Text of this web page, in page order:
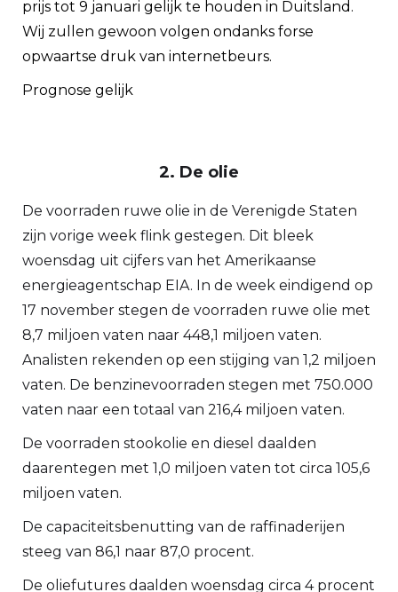
prijs tot 9 januari gelijk te houden in Duitsland.
Wij zullen gewoon volgen ondanks forse
opwaartse druk van internetbeurs.
Prognose gelijk
2. De olie
De voorraden ruwe olie in de Verenigde Staten
zijn vorige week flink gestegen. Dit bleek
woensdag uit cijfers van het Amerikaanse
energieagentschap EIA. In de week eindigend op
17 november stegen de voorraden ruwe olie met
8,7 miljoen vaten naar 448,1 miljoen vaten.
Analisten rekenden op een stijging van 1,2 miljoen
vaten. De benzinevoorraden stegen met 750.000
vaten naar een totaal van 216,4 miljoen vaten.
De voorraden stookolie en diesel daalden
daarentegen met 1,0 miljoen vaten tot circa 105,6
miljoen vaten.
De capaciteitsbenutting van de raffinaderijen
steeg van 86,1 naar 87,0 procent.
De oliefutures daalden woensdag circa 4 procent